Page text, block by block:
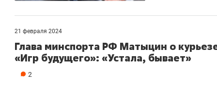
21 февраля 2024
Глава минспорта РФ Матыцин о
«Игр будущего»: «Устала, бывает»
2